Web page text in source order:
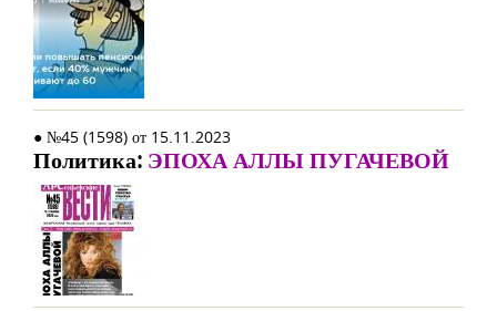
● №45 (1598) от 15.11.2023
Политика: ЭПОХА АЛЛЫ ПУГАЧЕВОЙ